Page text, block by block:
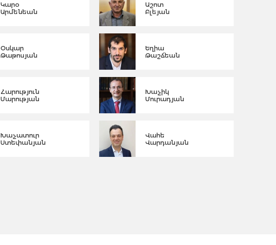
Կարօ
Արմենեան
Աշոտ
Բլեյան
Օսկար
Թաթոսյան
Եղիա
Թաշճեան
Հարություն
Մարության
Խաչիկ
Մուրադյան
Խաչատուր
Ստեփանյան
Վահե
Վարդանյան